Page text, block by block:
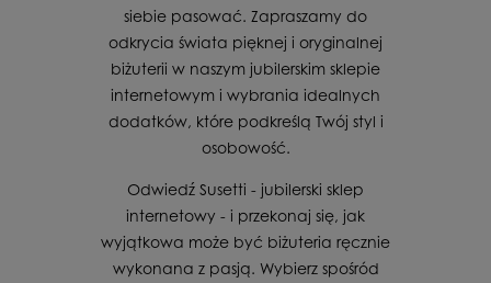
siebie pasować. Zapraszamy do
odkrycia świata pięknej i oryginalnej
biżuterii w naszym jubilerskim sklepie
internetowym i wybrania idealnych
dodatków, które podkreślą Twój styl i
osobowość.
Odwiedź Susetti - jubilerski sklep
internetowy - i przekonaj się, jak
wyjątkowa może być biżuteria ręcznie
wykonana z pasją. Wybierz spośród